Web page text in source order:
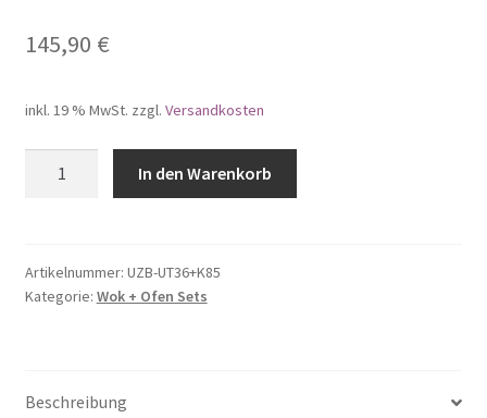
145,90 €
inkl. 19 % MwSt. zzgl. Versandkosten
Feuerstelle
Feldküche
Wok
In den Warenkorb
Artikelnummer: UZB-UT36+K85
Kategorie: Wok + Ofen Sets
Beschreibung